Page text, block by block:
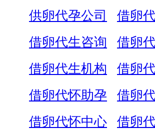
供卵代孕公司
借卵
借卵代生咨询
借卵
借卵代生机构
借卵
借卵代怀助孕
借卵
借卵代怀中心
借卵